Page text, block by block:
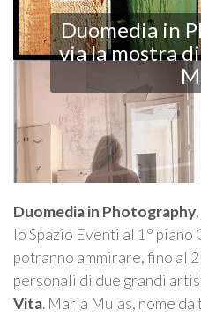
Duomedia in
via la mostra
Duomedia in Photography
lo Spazio Eventi al 1°
potranno ammirare, fino al
personali di due grandi
Vita. Maria Mulas, nome da